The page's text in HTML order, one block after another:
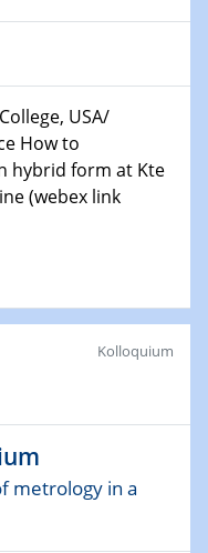
and
gene
on 2D-
USA/
hybrid form at Kte
(webex link
Kolloquium
metrology in a